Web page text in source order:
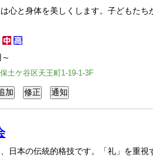
心と身体を美しくします。子どもたち
土ケ谷区天王町1-19-1-3F
日本の伝統的格技です。「礼」を重